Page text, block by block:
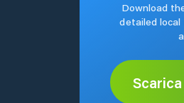
Download
detailed local